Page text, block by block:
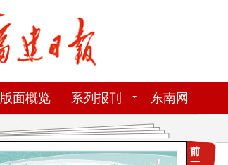
版面概览 系列报刊 东南网